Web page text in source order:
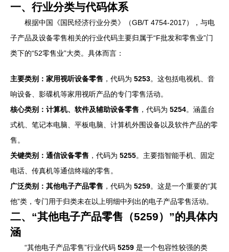
一、行业分类与代码体系
根据中国《国民经济行业分类》（GB/T 4754-2017），与电
子产品及设备零售相关的行业代码主要归属于“F批发和零售业”门
类下的“52零售业”大类。具体而言：
主要类别：家用视听设备零售 ，代码为 5253。这包括电视机、音
响设备、影碟机等家用视听产品的专门零售活动。
核心类别：计算机、软件及辅助设备零售 ，代码为 5254。涵盖台
式机、笔记本电脑、平板电脑、计算机外围设备以及软件产品的零
售。
关键类别：通信设备零售 ，代码为 5255。主要指智能手机、固定
电话、传真机等通信终端的零售。
广泛类别：其他电子产品零售 ，代码为 5259。这是一个重要的“其
他”类，专门用于归类未在以上明细中列出的电子产品零售活动。
二、“其他电子产品零售（5259）”的具体内
涵
“其他电子产品零售”行业代码 5259 是一个包容性较强的类